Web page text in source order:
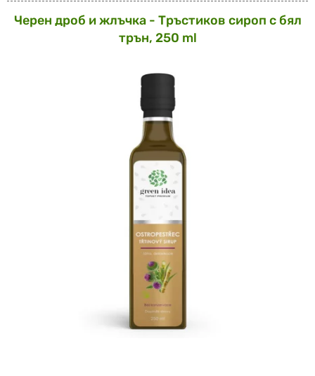
Черен дроб и жлъчка - Тръстиков сироп с бял
трън, 250 ml